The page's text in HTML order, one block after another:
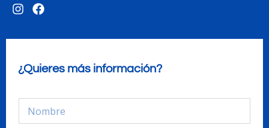
¿Quieres más información?